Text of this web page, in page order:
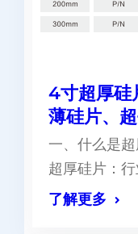
4寸超厚硅
薄硅片、超
一、什么是
超厚硅片：
了解更多